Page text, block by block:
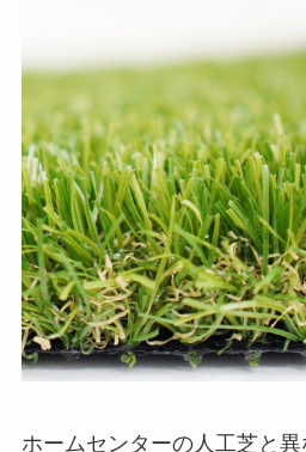
ホームセンターの人工芝と